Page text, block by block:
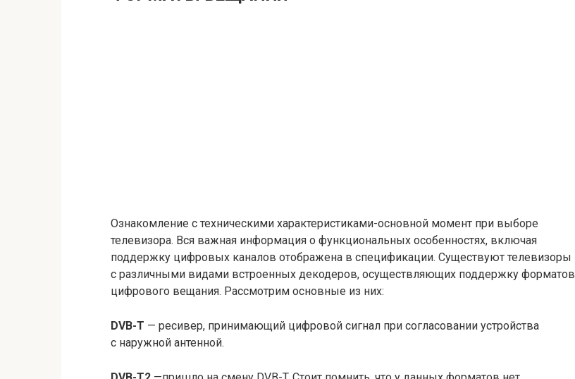
Ознакомление с техническими характеристиками-основной момент при выборе
телевизора. Вся важная информация о функциональных особенностях, включая
поддержку цифровых каналов отображена в спецификации. Существуют телевизоры
с различными видами встроенных декодеров, осуществляющих поддержку форматов
цифрового вещания. Рассмотрим основные из них:
DVB-T — ресивер, принимающий цифровой сигнал при согласовании устройства
с наружной антенной.